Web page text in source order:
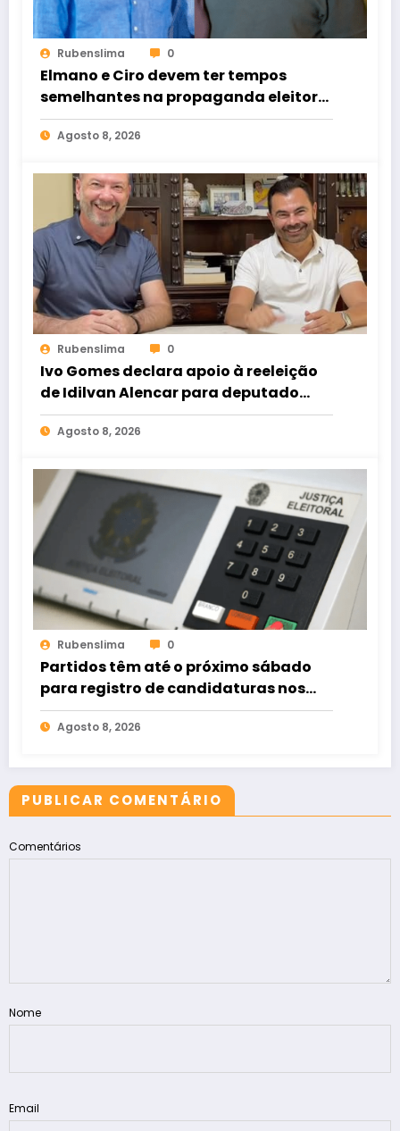
Rubenslima 0
Elmano e Ciro devem ter tempos
semelhantes na propaganda eleitoral
de rádio e TV
Agosto 8, 2026
Rubenslima 0
Ivo Gomes declara apoio à reeleição
de Idilvan Alencar para deputado
federal
Agosto 8, 2026
Rubenslima 0
Partidos têm até o próximo sábado
para registro de candidaturas nos
tribunais
Agosto 8, 2026
PUBLICAR COMENTÁRIO
Comentários
Nome
Email